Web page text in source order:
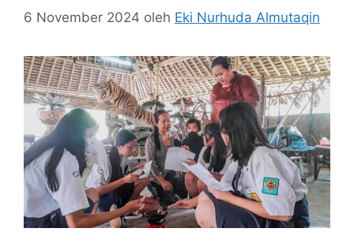
6 November 2024 oleh Eki Nurhuda Almutaqin